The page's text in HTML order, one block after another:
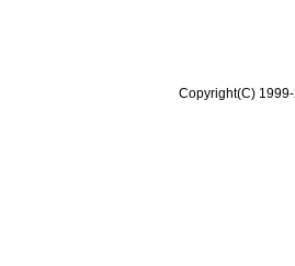
Copyright(C)